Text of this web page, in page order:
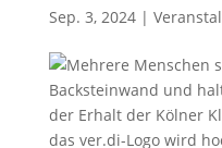
Sep. 3, 2024|